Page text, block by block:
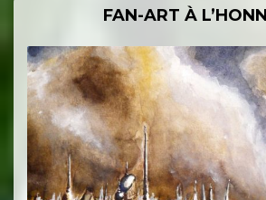
FAN-ART À